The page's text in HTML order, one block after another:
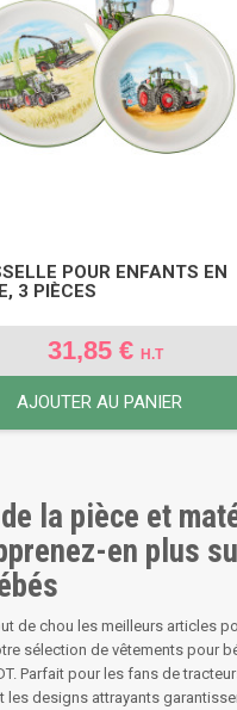
POUR ENFANTS EN
3 PIÈCES
31,85 € H.T
AJOUTER AU PANIER
la pièce et
en plus
de chou les meilleurs articles
sélection de vêtements pour
Parfait pour les fans de
les designs attrayants